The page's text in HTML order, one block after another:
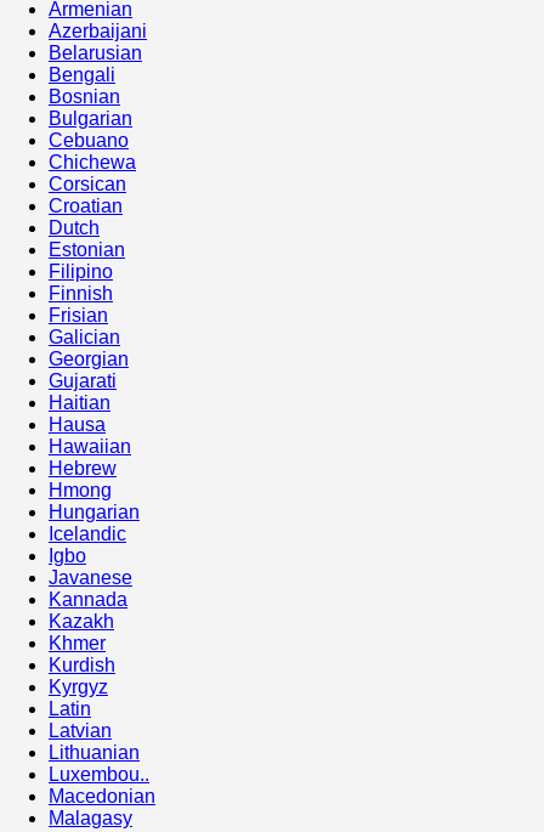
Armenian
Azerbaijani
Belarusian
Bengali
Bosnian
Bulgarian
Cebuano
Chichewa
Corsican
Croatian
Dutch
Estonian
Filipino
Finnish
Frisian
Galician
Georgian
Gujarati
Haitian
Hausa
Hawaiian
Hebrew
Hmong
Hungarian
Icelandic
Igbo
Javanese
Kannada
Kazakh
Khmer
Kurdish
Kyrgyz
Latin
Latvian
Lithuanian
Luxembou..
Macedonian
Malagasy